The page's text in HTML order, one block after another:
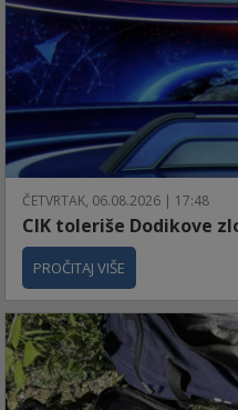
ČETVRTAK, 06.08.2026 | 17:48
CIK toleriše Dodikove
PROČITAJ VIŠE